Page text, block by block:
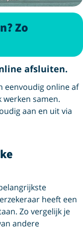
Zo
afsluiten.
eenvoudig online af
werken samen.
aan en uit via
heeft een
Zo vergelijk je
andere